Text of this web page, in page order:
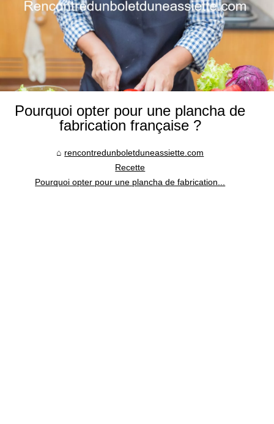
Pourquoi opter pour une plancha de
fabrication française ?
rencontredunboletduneassiette.com
Recette
Pourquoi opter pour une plancha de fabrication...